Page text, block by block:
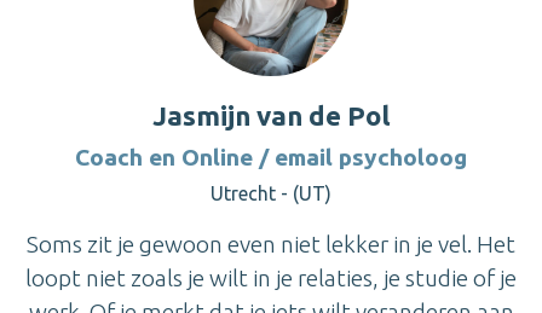
Jasmijn van de Pol
Coach en Online / email psycholoog
Utrecht - (UT)
Soms zit je gewoon even niet lekker in je vel. Het
loopt niet zoals je wilt in je relaties, je studie of je